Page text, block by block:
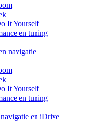
It Yourself
en tuning
navigatie
It Yourself
en tuning
en iDrive